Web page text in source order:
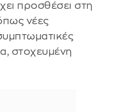
προσθέσει στη
νέες
στοχευμένη